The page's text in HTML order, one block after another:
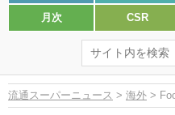
月次 CSR
流通スーパーニュース > 海外 >